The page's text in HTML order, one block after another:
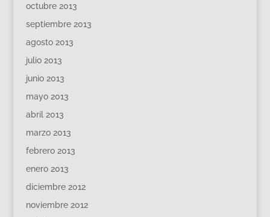
octubre 2013
septiembre 2013
agosto 2013
julio 2013
junio 2013
mayo 2013
abril 2013
marzo 2013
febrero 2013
enero 2013
diciembre 2012
noviembre 2012